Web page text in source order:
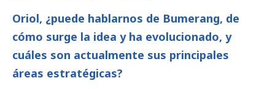
Oriol, ¿puede hablarnos de Bumerang, de
cómo surge la idea y ha evolucionado, y
cuáles son actualmente sus principales
áreas estratégicas?